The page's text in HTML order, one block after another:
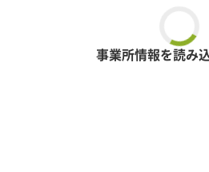
事業所情報を読み